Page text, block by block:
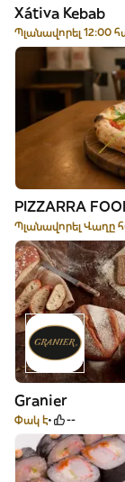
Xátiva Kebab
Պլանավորել 12:00
PIZZARRA
Պլանավորել Վաղը
Granier
Փակ է --